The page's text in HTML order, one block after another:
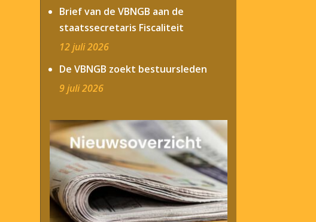
Brief van de VBNGB aan de
staatssecretaris Fiscaliteit
12 juli 2026
De VBNGB zoekt bestuursleden
9 juli 2026